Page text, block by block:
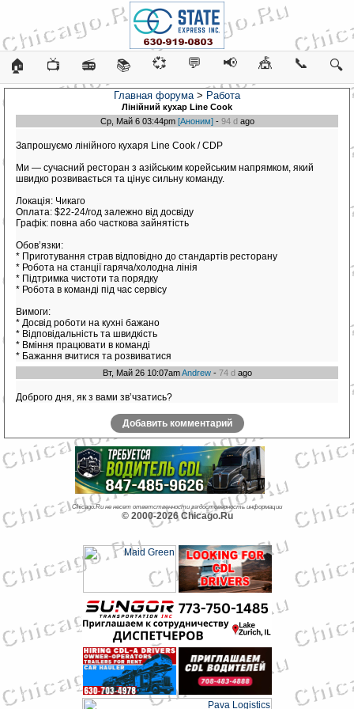
🏠 📺 📻 📚 💞 💬 📢 🎪 📞 🔍
Главная форума> Работа
Лінійний кухар Line Cook
Ср, Май 6 03:44pm [Аноним]- 94 dago
Запрошуємо лінійного кухаря Line Cook / CDP
Ми — сучасний ресторан з азійським корейським напрямком, який
швидко розвивається та цінує сильну команду.
Локація: Чикаго
Оплата: $22-24/год залежно від досвіду
Графік: повна або часткова зайнятість
Обов’язки:
* Приготування страв відповідно до стандартів ресторану
* Робота на станції гаряча/холодна лінія
* Підтримка чистоти та порядку
* Робота в команді під час сервісу
Вимоги:
* Досвід роботи на кухні бажано
* Відповідальність та швидкість
* Вміння працювати в команді
* Бажання вчитися та розвиватися
Вт, Май 26 10:07amAndrew- 74 dago
Доброго дня, як з вами звʼчзатись?
Добавить комментарий
Chicago.Ru не несет ответственности за достоверность информации
© 2000-2026 Chicago.Ru